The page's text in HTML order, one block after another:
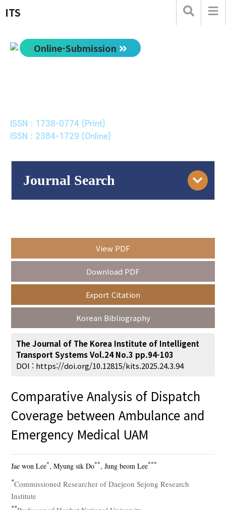
ITS
Online-Submission
ISSN : 1738-0774 (Print)
ISSN : 2384-1729 (Online)
Journal Search
Year(s) :
to
Adode Reader(link)
View PDF
Download PDF
Export Citation
Korean Bibliography
The Journal of The Korea Institute of Intelligent
Transport Systems Vol.24 No.3 pp.94-103
DOI : https://doi.org/10.12815/kits.2025.24.3.94
Comparative Analysis of Dispatch
Coverage between Ambulance and
Emergency Medical UAM
Jae won Lee*, Myung sik Do**, Jung beom Lee***
*Commissioned Researcher of Daejeon Sejong Research
Institute
**